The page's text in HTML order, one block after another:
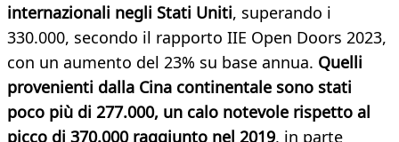
internazionali negli Stati Uniti, superando i
330.000, secondo il rapporto IIE Open Doors 2023,
con un aumento del 23% su base annua. Quelli
provenienti dalla Cina continentale sono stati
poco più di 277.000, un calo notevole rispetto al
picco di 370.000 raggiunto nel 2019, in parte